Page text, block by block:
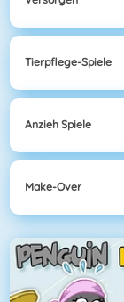
Tierpflege-Spiele
Anzieh Spiele
Make-Over